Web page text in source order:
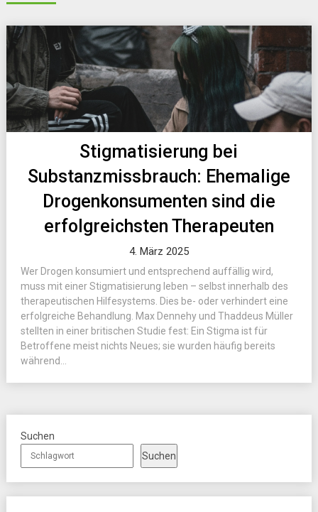
Stigmatisierung bei
Substanzmissbrauch: Ehemalige
Drogenkonsumenten sind die
erfolgreichsten Therapeuten
4. März 2025
Wer Drogen konsumiert und entsprechend auffällig wird,
muss mit einer Stigmatisierung leben – selbst innerhalb des
therapeutischen Hilfesystems. Dies be- oder verhindert eine
erfolgreiche Behandlung. Max Dennehy und Thaddeus Müller
stellten in einer britischen Studie fest: Ein Stigma ist für
Betroffene meist nichts Neues; sie wurden häufig bereits
während...
Suchen
Suchen